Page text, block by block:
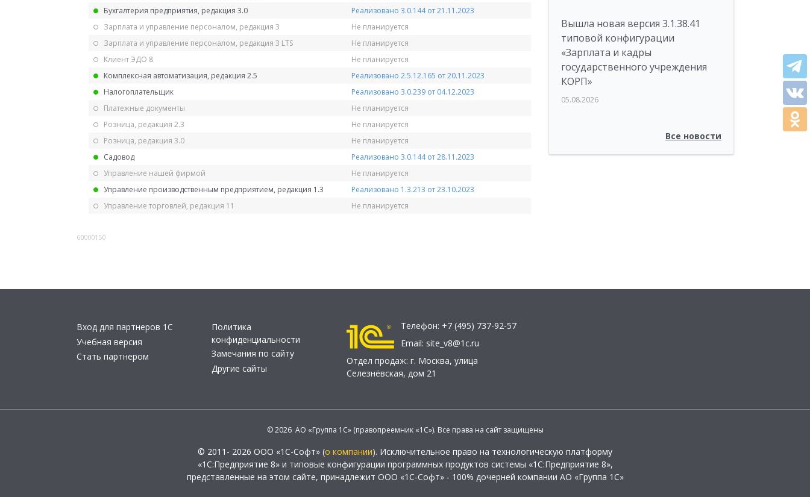
Бухгалтерия предприятия, редакция 3.0
Реализовано 3.0.144 от 21.11.2023
Зарплата и управление персоналом, редакция 3
Не планируется
Зарплата и управление персоналом, редакция 3 LTS
Не планируется
Клиент ЭДО 8
Не планируется
Комплексная автоматизация, редакция 2.5
Реализовано 2.5.12.165 от 20.11.2023
Налогоплательщик
Реализовано 3.0.239 от 04.12.2023
Платежные документы
Не планируется
Розница, редакция 2.3
Не планируется
Розница, редакция 3.0
Не планируется
Садовод
Реализовано 3.0.144 от 28.11.2023
Управление нашей фирмой
Не планируется
Управление производственным предприятием, редакция 1.3
Реализовано 1.3.213 от 23.10.2023
Управление торговлей, редакция 11
Не планируется
60000150
Вышла новая версия 3.1.38.41
типовой конфигурации
«Зарплата и кадры
государственного учреждения
КОРП»
05.08.2026
Все новости
Вход для партнеров 1С
Учебная версия
Стать партнером
Политика
конфиденциальности
Замечания по сайту
Другие сайты
Телефон: +7 (495) 737-92-57
Email: site_v8@1c.ru
Отдел продаж: г. Москва, улица
Селезнёвская, дом 21
© 2026 АО «Группа 1С» (правопреемник «1С»). Все права на сайт защищены
© 2011- 2026 ООО «1С-Софт» (о компании). Исключительное право на технологическую платформу
«1С:Предприятие 8» и типовые конфигурации программных продуктов системы «1С:Предприятие 8»,
представленные на этом сайте, принадлежит ООО «1С-Софт» - 100% дочерней компании АО «Группа 1С»